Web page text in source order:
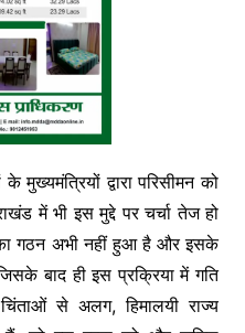
मुख्यमंत्रियों द्वारा परिसीमन को
में भी इस मुद्दे पर चर्चा तेज हो
का गठन अभी नहीं हुआ है और इसके
बाद ही इस प्रक्रिया में गति
से अलग, हिमालयी राज्य